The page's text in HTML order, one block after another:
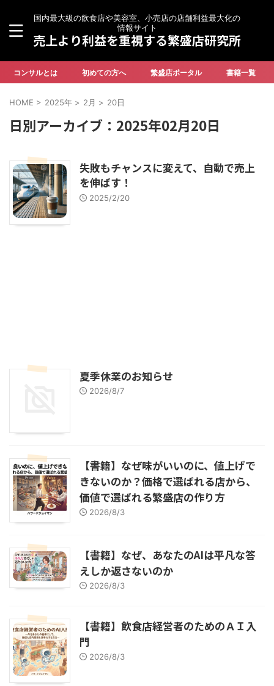
国内最大級の飲食店や美容室、小売店の店舗利益最大化の
情報サイト
売上より利益を重視する繁盛店研究所
コンサルとは 初めての方へ 繁盛店ポータル 書籍一覧
HOME > 2025年 > 2月 > 20日
日別アーカイブ：2025年02月20日
失敗もチャンスに変えて、自動で売上
を伸ばす！
2025/2/20
夏季休業のお知らせ
2026/8/7
【書籍】なぜ味がいいのに、値上げで
きないのか？価格で選ばれる店から、
価値で選ばれる繁盛店の作り方
2026/8/3
【書籍】なぜ、あなたのAIは平凡な答
えしか返さないのか
2026/8/3
【書籍】飲食店経営者のためのＡＩ入
門
2026/8/3